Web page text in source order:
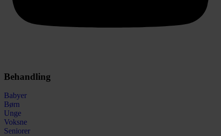
Behandling
Babyer
Børn
Unge
Voksne
Seniorer